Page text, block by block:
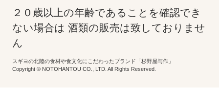
２０歳以上の年齢であることを確認でき
ない場合は 酒類の販売は致しておりませ
ん
スギヨの北陸の食材や食文化にこだわったブランド「杉野屋与作」
Copyright © NOTOHANTOU CO., LTD. All Rights Reserved.